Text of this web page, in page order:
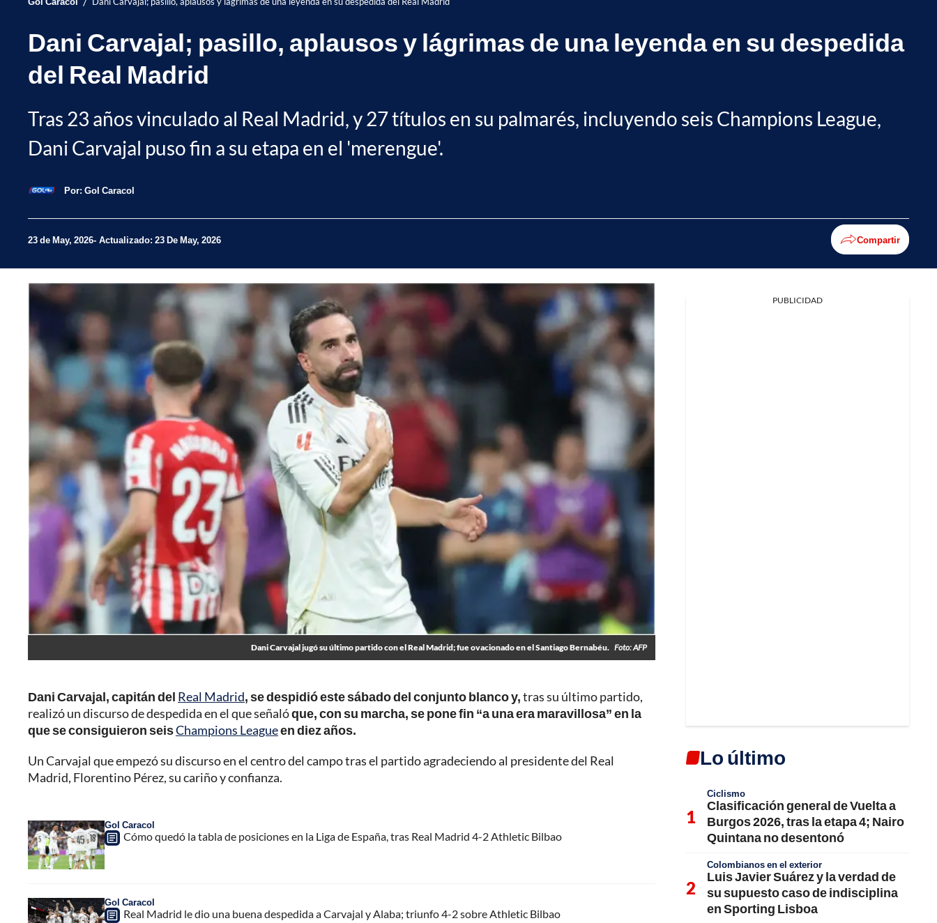
Dani Carvajal; pasillo, aplausos y lágrimas de una leyenda en su despedida
del Real Madrid
Tras 23 años vinculado al Real Madrid, y 27 títulos en su palmarés, incluyendo seis Champions League,
Dani Carvajal puso fin a su etapa en el 'merengue'.
Por: Gol Caracol
23 de May, 2026 Actualizado: 23 De May, 2026 Compartir
Dani Carvajal jugó su último partido con el Real Madrid; fue ovacionado en el Santiago Bernabéu. Foto: AFP
Dani Carvajal, capitán del Real Madrid, se despidió este sábado del conjunto blanco y,tras su último partido,
realizó un discurso de despedida en el que señalóque, con su marcha, se pone fin “a una era maravillosa” en la
que se consiguieron seisChampions Leagueen diez años.
Un Carvajal que empezó su discurso en el centro del campo tras el partido agradeciendo al presidente del Real
Madrid, Florentino Pérez, su cariño y confianza.
Gol Caracol
Cómo quedó la tabla de posiciones en la Liga de España, tras Real Madrid 4-2 Athletic Bilbao
Gol Caracol
Real Madrid le dio una buena despedida a Carvajal y Alaba; triunfo 4-2 sobre Athletic Bilbao
PUBLICIDAD
Lo último
Ciclismo
Clasificación general de Vuelta a
Burgos 2026, tras la etapa 4; Nairo
Quintana no desentonó
Colombianos en el exterior
Luis Javier Suárez y la verdad de
su supuesto caso de indisciplina
en Sporting Lisboa